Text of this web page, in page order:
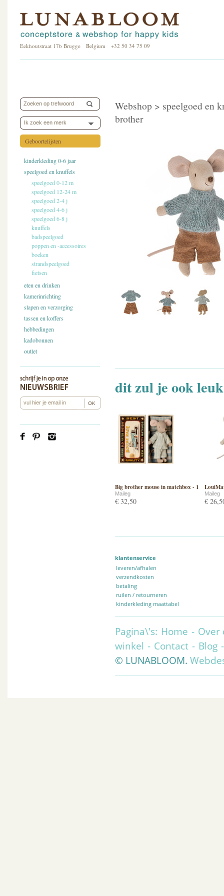
Eekhoutstraat 17b Brugge Belgium +32 50 34 75 09
Ik zoek een merk
Geboortelijsten
kinderkleding 0-6 jaar
speelgoed en knuffels
speelgoed 0-12 m
speelgoed 12-24 m
speelgoed 2-4 j
speelgoed 4-6 j
speelgoed 6-8 j
knuffels
badspeelgoed
poppen en -accessoires
boeken
strandspeelgoed
fietsen
eten en drinken
kamerinrichting
slapen en verzorging
tassen en koffers
hebbedingen
kadobonnen
outlet
Webshop > speelgoed en
brother
dit zul je ook
Big brother mouse in matchbox - 1
Maileg
€ 32,50
Maileg
€
klantenservice
leveren/afhalen
verzendkosten
betaling
ruilen / retourneren
kinderkleding maattabel
Pagina\'s: Home - Over
winkel - Contact - Blog
© LUNABLOOM.